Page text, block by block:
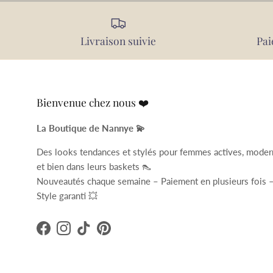
Livraison suivie
Bienvenue chez nous ❤️
La Boutique de Nannye 💫
Des looks tendances et stylés pour femmes actives,
et bien dans leurs baskets 👠
Nouveautés chaque semaine – Paiement en plusieurs fois –
Style garanti 💥
FacebookInstagram
TikTokPinterest